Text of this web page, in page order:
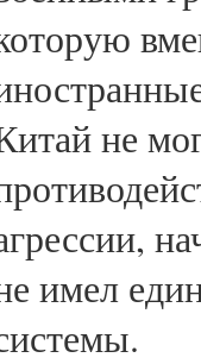
не
имел